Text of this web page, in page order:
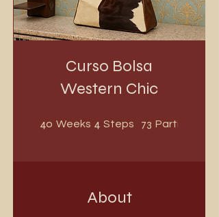
Curso Bolsa
Western Chic
40 Weeks 40 Weeks
4 Steps 4 Steps
73 Participants
About